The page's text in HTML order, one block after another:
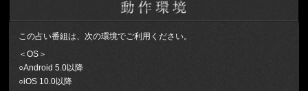
この占い番組は、次の環境でご利用ください。
＜OS＞
○Android 5.0以降
○iOS 10.0以降